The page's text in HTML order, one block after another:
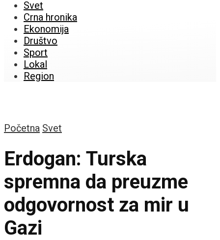
Svet
Crna hronika
Ekonomija
Društvo
Sport
Lokal
Region
Početna Svet
Erdogan: Turska
spremna da preuzme
odgovornost za mir u
Gazi